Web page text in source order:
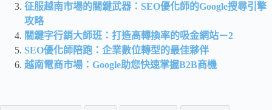
征服越南市場的關鍵武器：SEO優化師的Google搜尋引擎
攻略
關鍵字行銷大師班：打造高轉換率的吸金網站－2
SEO優化師陪跑：企業數位轉型的最佳夥伴
越南電商市場：Google助您快速掌握B2B商機